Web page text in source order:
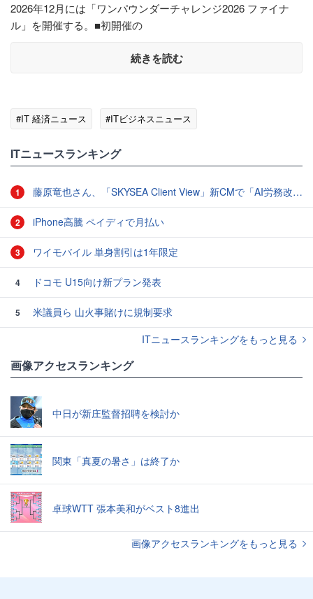
2026年12月には「ワンパウンダーチャレンジ2026 ファイナ
ル」を開催する。■初開催の
続きを読む
#IT 経済ニュース #ITビジネスニュース
ITニュースランキング
1 藤原竜也さん、「SKYSEA Client View」新CMで「AI労務改善」をアピール 働き方をAIが分析したら「すぐに休んで」と言われる？
2 iPhone高騰 ペイディで月払い
3 ワイモバイル 単身割引は1年限定
4 ドコモ U15向け新プラン発表
5
米議員ら 山火事賭けに規制要求
ITニュースランキングをもっと見る
画像アクセスランキング
中日が新庄監督招聘を検討か
関東「真夏の暑さ」は終了か
卓球WTT 張本美和がベスト8進出
画像アクセスランキングをもっと見る